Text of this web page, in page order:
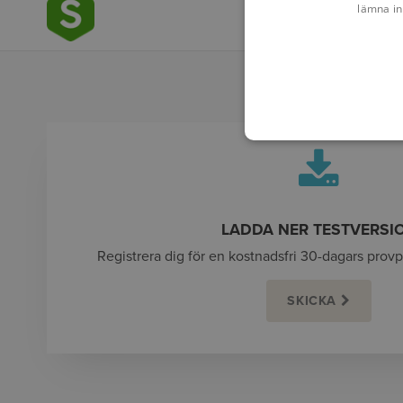
LADDA NER
Registrera dig för en kostnadsfri 30-dagars
SKICKA
lämna